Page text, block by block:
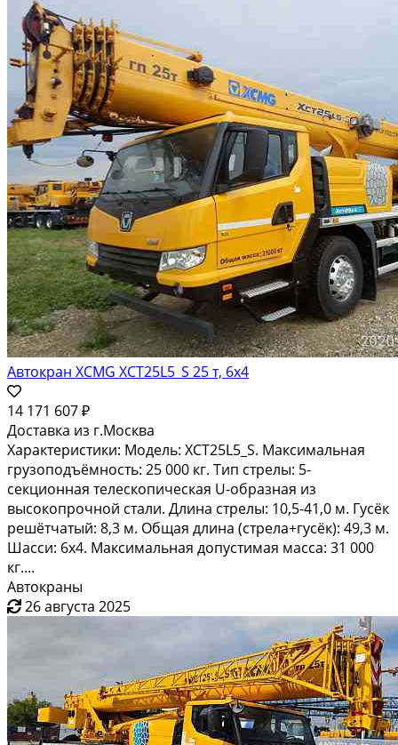
Автокран XCMG XCT25L5_S 25 т, 6x4
14 171 607 ₽
Доставка из г.Москва
Характеристики: Модель: XCT25L5_S. Максимальная
грузоподъёмность: 25 000 кг. Тип стрелы: 5-
секционная телескопическая U-образная из
высокопрочной стали. Длина стрелы: 10,5-41,0 м. Гусёк
решётчатый: 8,3 м. Общая длина (стрела+гусёк): 49,3 м.
Шасси: 6х4. Максимальная допустимая масса: 31 000
кг....
Автокраны
26 августа 2025